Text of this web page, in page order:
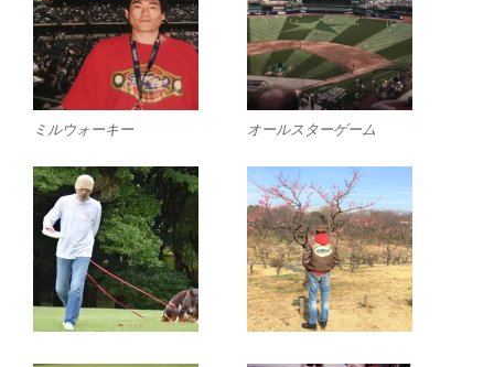
ミルウォーキー オールスターゲーム